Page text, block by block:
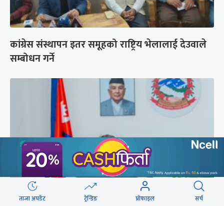
कांग्रेस संस्थापन इतर समूहको राष्ट्रिय भेलालाई देउवाले
सम्बोधन गर्ने
ताजा अपडेट ट्रेन्डिङ प्रोफाइल सर्च